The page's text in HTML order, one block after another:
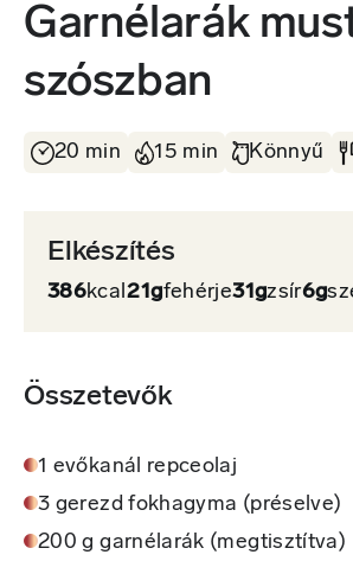
Garnélarák
szószban
20 min 15 min Könnyű
Elkészítés
386kcal21gfehérje31gzsír6g
Összetevők
1 evőkanál repceolaj
3 gerezd fokhagyma (préselve)
200 g garnélarák (megtisztítva)